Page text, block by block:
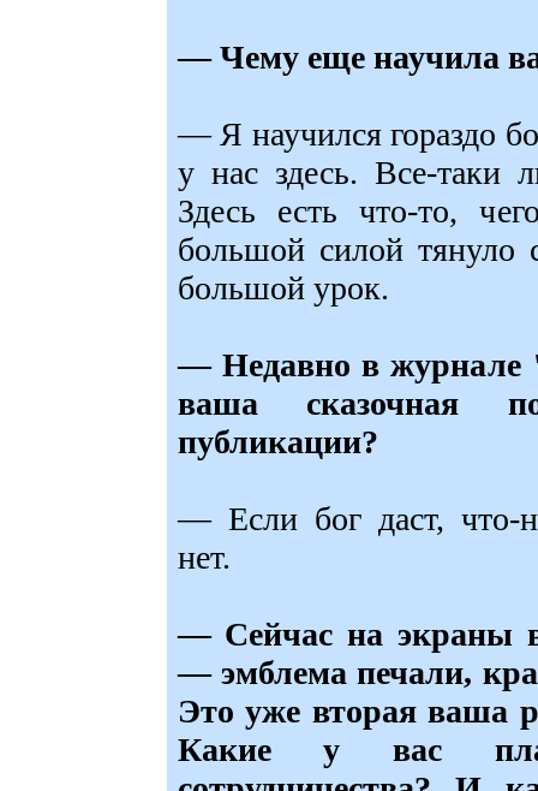
— Чему еще научила
— Я научился гораздо
у нас здесь. Все-таки
Здесь есть что-то,
большой силой
большой урок.
— Недавно в журнале
ваша сказочная
публикации?
— Если бог даст, что-
нет.
— Сейчас на экраны
— эмблема печали,
Это уже вторая ваша
Какие у вас